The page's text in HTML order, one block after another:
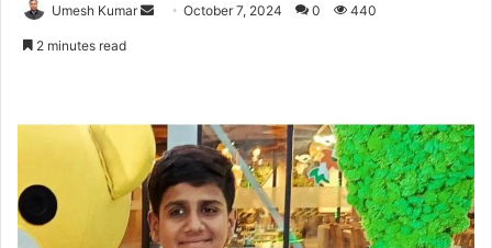
Umesh Kumar
SendOctober 7, 2024 0 440
2 minutes read